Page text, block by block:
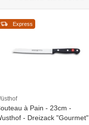
Express
à Pain - 23cm -
- Dreizack "Gourmet"